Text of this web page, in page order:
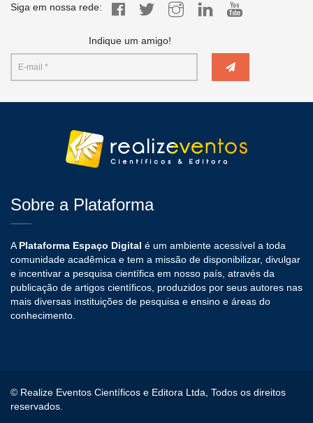
Siga em nossa rede:
Indique um amigo!
Sobre a Plataforma
A Plataforma Espaço Digital é um ambiente acessível a toda
comunidade acadêmica e tem a missão de disponibilizar, divulgar
e incentivar a pesquisa científica em nosso país, através da
publicação de artigos científicos, produzidos por seus autores nas
mais diversas instituições de pesquisa e ensino e áreas do
conhecimento.
© Realize Eventos Científicos e Editora Ltda, Todos os direitos
reservados.